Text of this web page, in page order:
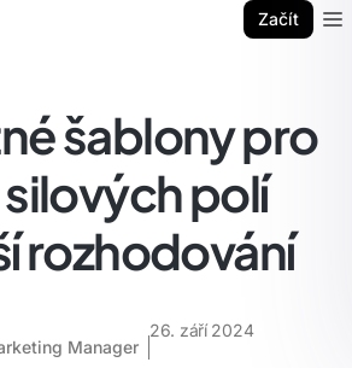
Začít
šablony pro
polí
rozhodování
Manager
26. září 2024